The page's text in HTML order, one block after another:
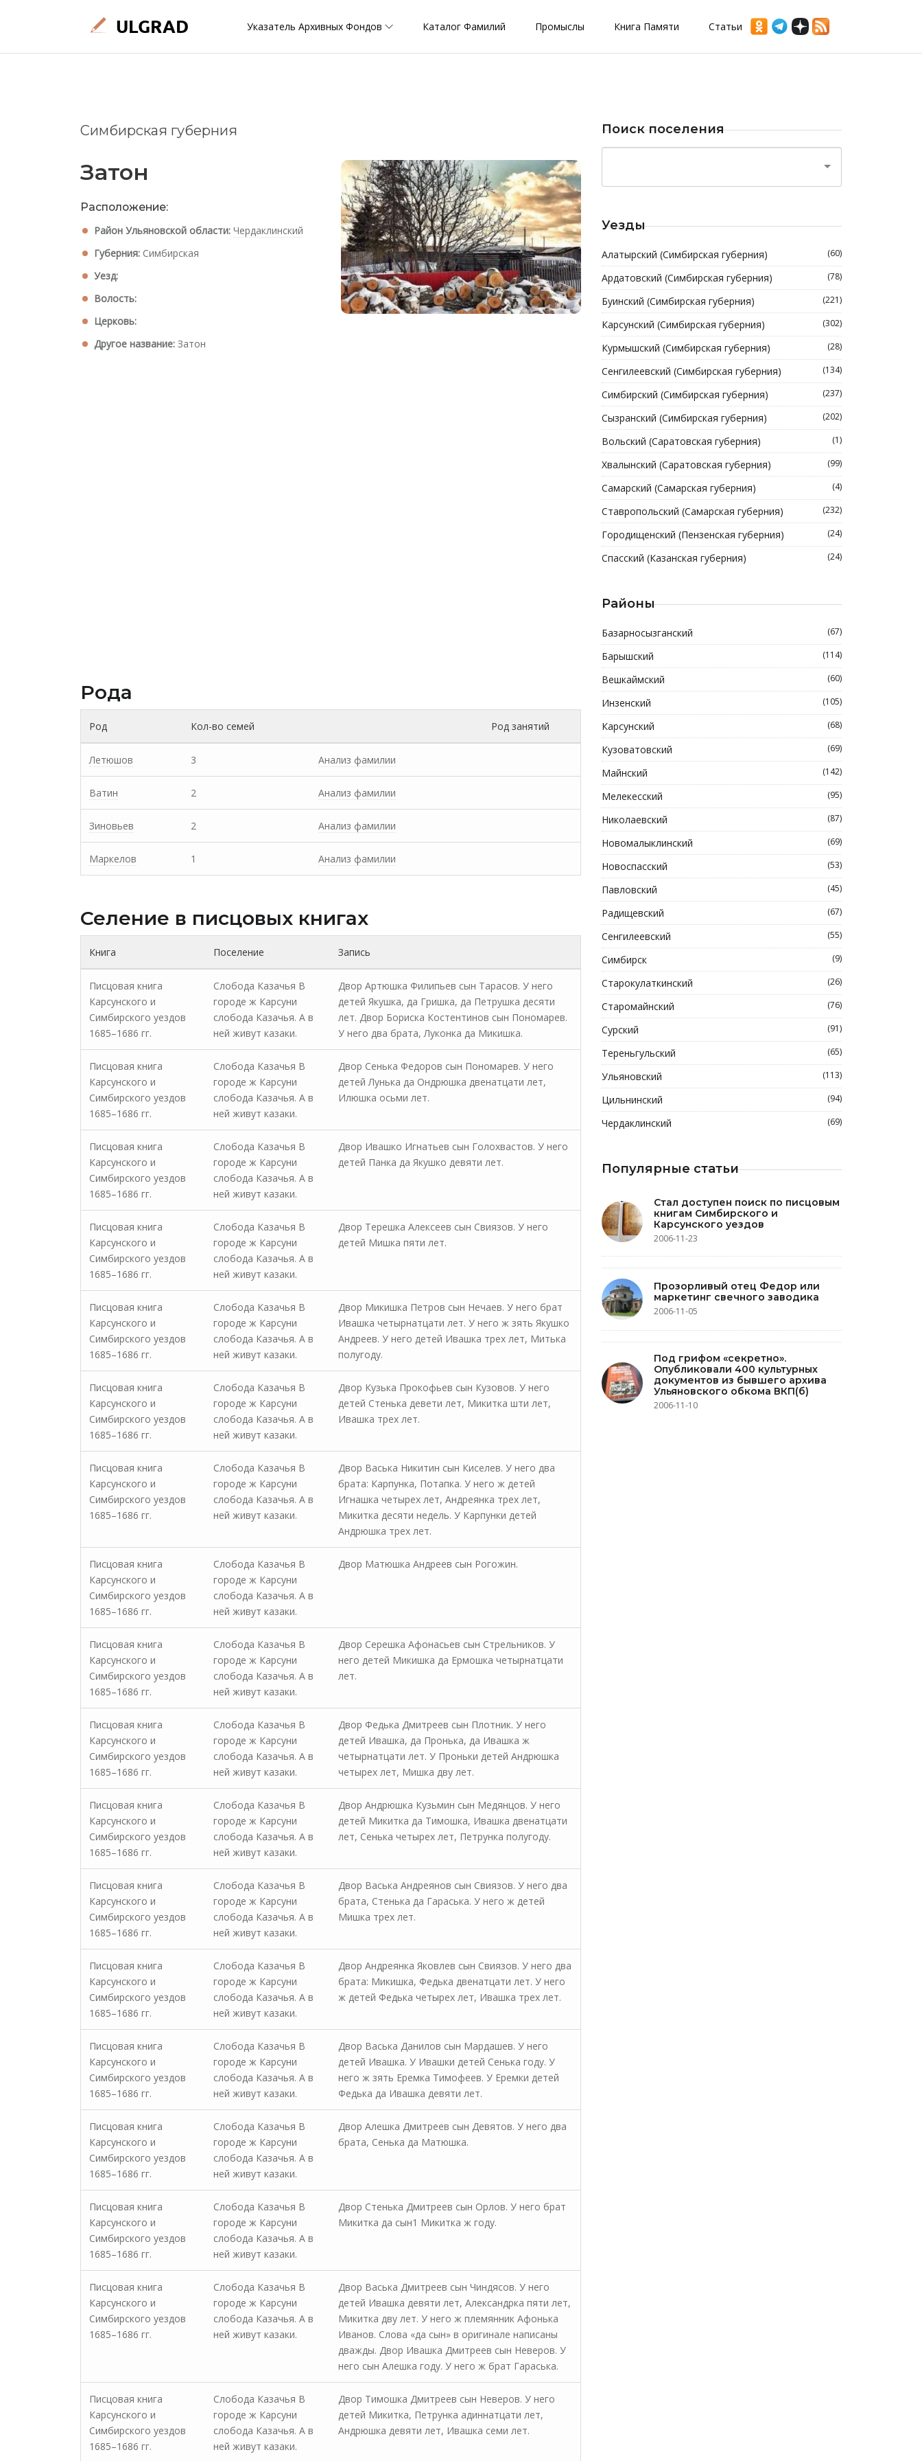
Указатель Архивных Фондов Каталог Фамилий Промыслы Книга Памяти Статьи
Симбирская губерния
Затон
Расположение:
Район Ульяновской области: Чердаклинский
Губерния: Симбирская
Уезд:
Волость:
Церковь:
Другое название: Затон
Рода
Род Кол-во семей Род занятий
Летюшов 3 Анализ фамилии
Ватин 2 Анализ фамилии
Зиновьев 2 Анализ фамилии
Маркелов 1 Анализ фамилии
Селение в писцовых книгах
Книга Поселение Запись
Писцовая книга
Карсунского и
Симбирского уездов
1685–1686 гг.
Слобода Казачья В
городе ж Карсуни
слобода Казачья. А в
ней живут казаки.
Двор Артюшка Филипьев сын Тарасов. У него
детей Якушка, да Гришка, да Петрушка десяти
лет. Двор Бориска Костентинов сын Пономарев.
У него два брата, Луконка да Микишка.
Писцовая книга
Карсунского и
Симбирского уездов
1685–1686 гг.
Слобода Казачья В
городе ж Карсуни
слобода Казачья. А в
ней живут казаки.
Двор Сенька Федоров сын Пономарев. У него
детей Лунька да Ондрюшка двенатцати лет,
Илюшка осьми лет.
Писцовая книга
Карсунского и
Симбирского уездов
1685–1686 гг.
Слобода Казачья В
городе ж Карсуни
слобода Казачья. А в
ней живут казаки.
Двор Ивашко Игнатьев сын Голохвастов. У него
детей Панка да Якушко девяти лет.
Писцовая книга
Карсунского и
Симбирского уездов
1685–1686 гг.
Слобода Казачья В
городе ж Карсуни
слобода Казачья. А в
ней живут казаки.
Двор Терешка Алексеев сын Свиязов. У него
детей Мишка пяти лет.
Писцовая книга
Карсунского и
Симбирского уездов
1685–1686 гг.
Слобода Казачья В
городе ж Карсуни
слобода Казачья. А в
ней живут казаки.
Двор Микишка Петров сын Нечаев. У него брат
Ивашка четырнатцати лет. У него ж зять Якушко
Андреев. У него детей Ивашка трех лет, Митька
полугоду.
Писцовая книга
Карсунского и
Симбирского уездов
1685–1686 гг.
Слобода Казачья В
городе ж Карсуни
слобода Казачья. А в
ней живут казаки.
Двор Кузька Прокофьев сын Кузовов. У него
детей Стенька девети лет, Микитка шти лет,
Ивашка трех лет.
Писцовая книга
Карсунского и
Симбирского уездов
1685–1686 гг.
Слобода Казачья В
городе ж Карсуни
слобода Казачья. А в
ней живут казаки.
Двор Васька Никитин сын Киселев. У него два
брата: Карпунка, Потапка. У него ж детей
Игнашка четырех лет, Андреянка трех лет,
Микитка десяти недель. У Карпунки детей
Андрюшка трех лет.
Писцовая книга
Карсунского и
Симбирского уездов
1685–1686 гг.
Слобода Казачья В
городе ж Карсуни
слобода Казачья. А в
ней живут казаки.
Двор Матюшка Андреев сын Рогожин.
Писцовая книга
Карсунского и
Симбирского уездов
1685–1686 гг.
Слобода Казачья В
городе ж Карсуни
слобода Казачья. А в
ней живут казаки.
Двор Серешка Афонасьев сын Стрельников. У
него детей Микишка да Ермошка четырнатцати
лет.
Писцовая книга
Карсунского и
Симбирского уездов
1685–1686 гг.
Слобода Казачья В
городе ж Карсуни
слобода Казачья. А в
ней живут казаки.
Двор Федька Дмитреев сын Плотник. У него
детей Ивашка, да Пронька, да Ивашка ж
четырнатцати лет. У Проньки детей Андрюшка
четырех лет, Мишка дву лет.
Писцовая книга
Карсунского и
Симбирского уездов
1685–1686 гг.
Слобода Казачья В
городе ж Карсуни
слобода Казачья. А в
ней живут казаки.
Двор Андрюшка Кузьмин сын Медянцов. У него
детей Микитка да Тимошка, Ивашка двенатцати
лет, Сенька четырех лет, Петрунка полугоду.
Писцовая книга
Карсунского и
Симбирского уездов
1685–1686 гг.
Слобода Казачья В
городе ж Карсуни
слобода Казачья. А в
ней живут казаки.
Двор Васька Андреянов сын Свиязов. У него два
брата, Стенька да Гараська. У него ж детей
Мишка трех лет.
Писцовая книга
Карсунского и
Симбирского уездов
1685–1686 гг.
Слобода Казачья В
городе ж Карсуни
слобода Казачья. А в
ней живут казаки.
Двор Андреянка Яковлев сын Свиязов. У него два
брата: Микишка, Федька двенатцати лет. У него
ж детей Федька четырех лет, Ивашка трех лет.
Писцовая книга
Карсунского и
Симбирского уездов
1685–1686 гг.
Слобода Казачья В
городе ж Карсуни
слобода Казачья. А в
ней живут казаки.
Двор Васька Данилов сын Мардашев. У него
детей Ивашка. У Ивашки детей Сенька году. У
него ж зять Еремка Тимофеев. У Еремки детей
Федька да Ивашка девяти лет.
Писцовая книга
Карсунского и
Симбирского уездов
1685–1686 гг.
Слобода Казачья В
городе ж Карсуни
слобода Казачья. А в
ней живут казаки.
Двор Алешка Дмитреев сын Девятов. У него два
брата, Сенька да Матюшка.
Писцовая книга
Карсунского и
Симбирского уездов
1685–1686 гг.
Слобода Казачья В
городе ж Карсуни
слобода Казачья. А в
ней живут казаки.
Двор Стенька Дмитреев сын Орлов. У него брат
Микитка да сын1 Микитка ж году.
Писцовая книга
Карсунского и
Симбирского уездов
1685–1686 гг.
Слобода Казачья В
городе ж Карсуни
слобода Казачья. А в
ней живут казаки.
Двор Васька Дмитреев сын Чиндясов. У него
детей Ивашка девяти лет, Александрка пяти лет,
Микитка дву лет. У него ж племянник Афонька
Иванов. Слова «да сын» в оригинале написаны
дважды. Двор Ивашка Дмитреев сын Неверов. У
него сын Алешка году. У него ж брат Гараська.
Писцовая книга
Карсунского и
Симбирского уездов
1685–1686 гг.
Слобода Казачья В
городе ж Карсуни
слобода Казачья. А в
ней живут казаки.
Двор Тимошка Дмитреев сын Неверов. У него
детей Микитка, Петрунка адиннатцати лет,
Андрюшка девяти лет, Ивашка семи лет.
Поиск поселения
Уезды
Алатырский (Симбирская губерния) (60)
Ардатовский (Симбирская губерния) (78)
Буинский (Симбирская губерния) (221)
Карсунский (Симбирская губерния) (302)
Курмышский (Симбирская губерния) (28)
Сенгилеевский (Симбирская губерния) (134)
Симбирский (Симбирская губерния) (237)
Сызранский (Симбирская губерния) (202)
Вольский (Саратовская губерния) (1)
Хвалынский (Саратовская губерния) (99)
Самарский (Самарская губерния) (4)
Ставропольский (Самарская губерния) (232)
Городищенский (Пензенская губерния) (24)
Спасский (Казанская губерния) (24)
Районы
Базарносызганский (67)
Барышский (114)
Вешкаймский (60)
Инзенский (105)
Карсунский (68)
Кузоватовский (69)
Майнский (142)
Мелекесский (95)
Николаевский (87)
Новомалыклинский (69)
Новоспасский (53)
Павловский (45)
Радищевский (67)
Сенгилеевский (55)
Симбирск (9)
Старокулаткинский (26)
Старомайнский (76)
Сурский (91)
Тереньгульский (65)
Ульяновский (113)
Цильнинский (94)
Чердаклинский (69)
Популярные статьи
Стал доступен поиск по писцовым
книгам Симбирского и
Карсунского уездов
2006-11-23
Прозорливый отец Федор или
маркетинг свечного заводика
2006-11-05
Под грифом «секретно».
Опубликовали 400 культурных
документов из бывшего архива
Ульяновского обкома ВКП(б)
2006-11-10